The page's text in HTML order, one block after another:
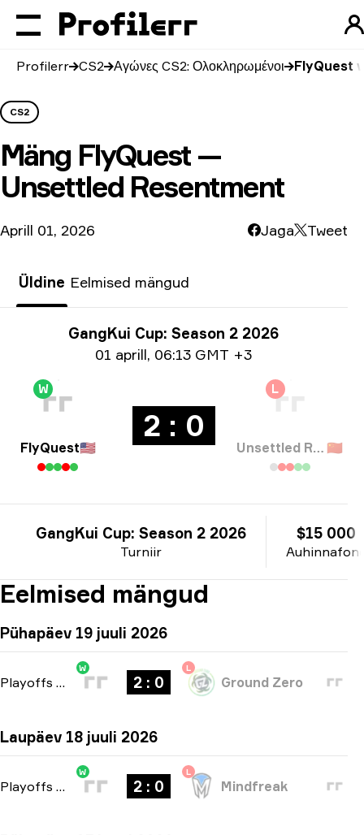
Profilerr CS2 Αγώνες CS2: Ολοκληρωμένοι FlyQuest
CS2
Mäng FlyQuest —
Unsettled Resentment
Aprill 01, 2026 Jaga Tweet
Üldine Eelmised mängud
Turniiri infoGangKui Cup: Season 2 2026
01 aprill, 06:13 GMT +3
W
FlyQuest🇺🇸
2 : 0
L
Unsettled Resentment 🇨🇳
Turniir
GangKui Cup: Season 2 2026 $15 000
Eelmised mängud
Pühapäev 19 juuli 2026
Playoffs bo3
W
2 : 0
L
Ground Zero
Laupäev 18 juuli 2026
Playoffs bo3
W
2 : 0
L
Mindfreak